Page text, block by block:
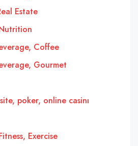
Estate
Coffee
Gourmet
poker, online casinı
Exercise